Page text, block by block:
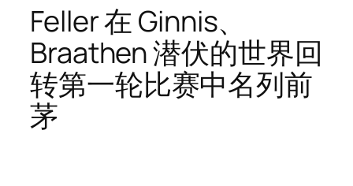
Feller 在 Ginnis、
Braathen 潜伏的世界回
转第一轮比赛中名列前
茅